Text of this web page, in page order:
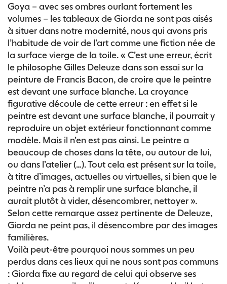
Goya – avec ses ombres ourlant fortement les
volumes – les tableaux de Giorda ne sont pas aisés
à situer dans notre modernité, nous qui avons pris
l’habitude de voir de l’art comme une fiction née de
la surface vierge de la toile. « C’est une erreur, écrit
le philosophe Gilles Deleuze dans son essai sur la
peinture de Francis Bacon, de croire que le peintre
est devant une surface blanche. La croyance
figurative découle de cette erreur : en effet si le
peintre est devant une surface blanche, il pourrait y
reproduire un objet extérieur fonctionnant comme
modèle. Mais il n’en est pas ainsi. Le peintre a
beaucoup de choses dans la tête, ou autour de lui,
ou dans l’atelier (…). Tout cela est présent sur la toile,
à titre d’images, actuelles ou virtuelles, si bien que le
peintre n’a pas à remplir une surface blanche, il
aurait plutôt à vider, désencombrer, nettoyer ».
Selon cette remarque assez pertinente de Deleuze,
Giorda ne peint pas, il désencombre par des images
familières.
Voilà peut-être pourquoi nous sommes un peu
perdus dans ces lieux qui ne nous sont pas communs
: Giorda fixe au regard de celui qui observe ses